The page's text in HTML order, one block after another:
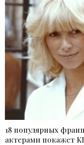
18 популярных
актерами покажет